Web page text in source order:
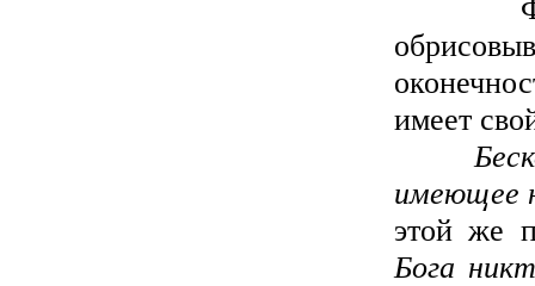
Форма
имеет
имеющее
этой же
Бога